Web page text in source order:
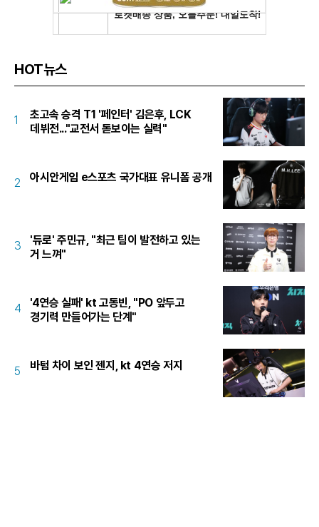
HOT뉴스
1
초고속 승격 T1 '페인터' 김은후, LCK
데뷔전..."교전서 돋보이는 실력"
2 아시안게임 e스포츠 국가대표 유니폼 공개
3
'듀로' 주민규, "최근 팀이 발전하고 있는
거 느껴"
4
'4연승 실패' kt 고동빈, "PO 앞두고
경기력 만들어가는 단계"
5 바텀 차이 보인 젠지, kt 4연승 저지